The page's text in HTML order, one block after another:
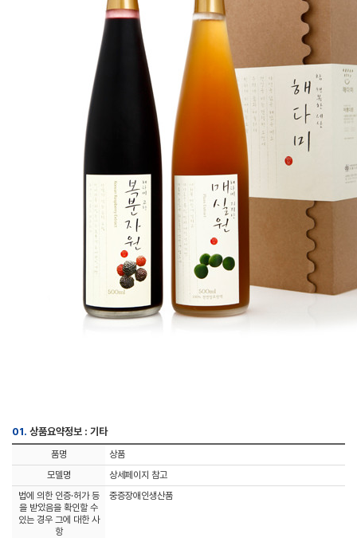
01. 상품요약정보 : 기타
품명
상품
모델명
상세페이지 참고
법에 의한 인증·허가 등
을 받았음을 확인할 수
있는 경우 그에 대한 사
항
중증장애인생산품